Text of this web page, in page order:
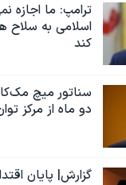
ترامپ: ما اجازه
اسلامی به سلاح
کند
سناتور میچ
دو ماه از مرکز
گزارش| پایان